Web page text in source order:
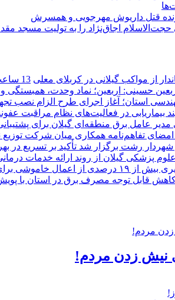
قتل داریوش مهرجویی و همسرش
اجاق‌نژاد را به تولیت مسجد
از مواکب گیلانی در کربلای معلی 13 ساعت
اربعین حسینی: اربعین؛ نماد وحدت،
استان؛ آغاز اجرای طرح الزام نصب
بیماریابی در فعالیت‌های نظام مراقبت
مدیر عامل برق منطقه‌ای گیلان برای
تفاهم‌نامه همكاری میان شركت توزیع
رشت برگزار شد تأکید بر تسریع در
علوم پزشکی گیلان از روند ارائه خدمات
برای مشتركان
توجه مصرف برق در استان با پویش «۲۵درجه؛ قرار
نیش زدن مردم!